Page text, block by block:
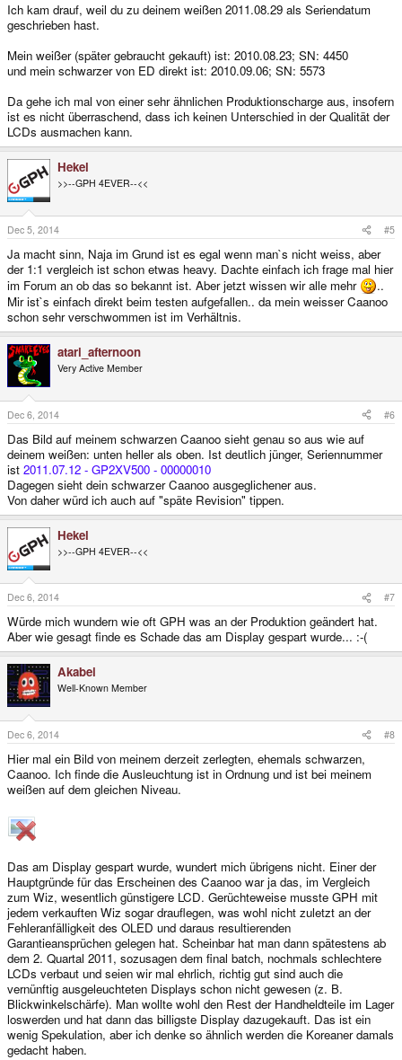
Ich kam drauf, weil du zu deinem weißen 2011.08.29 als Seriendatum
geschrieben hast.
Mein weißer (später gebraucht gekauft) ist: 2010.08.23; SN: 4450
und mein schwarzer von ED direkt ist: 2010.09.06; SN: 5573
Da gehe ich mal von einer sehr ähnlichen Produktionscharge aus, insofern
ist es nicht überraschend, dass ich keinen Unterschied in der Qualität der
LCDs ausmachen kann.
Hekel
>>--GPH 4EVER--<<
Dec 5, 2014 #5
Ja macht sinn, Naja im Grund ist es egal wenn man`s nicht weiss, aber
der 1:1 vergleich ist schon etwas heavy. Dachte einfach ich frage mal hier
im Forum an ob das so bekannt ist. Aber jetzt wissen wir alle mehr
..
Mir ist`s einfach direkt beim testen aufgefallen.. da mein weisser Caanoo
schon sehr verschwommen ist im Verhältnis.
atari_afternoon
Very Active Member
Dec 6, 2014 #6
Das Bild auf meinem schwarzen Caanoo sieht genau so aus wie auf
deinem weißen: unten heller als oben. Ist deutlich jünger, Seriennummer
ist 2011.07.12 - GP2XV500 - 00000010
Dagegen sieht dein schwarzer Caanoo ausgeglichener aus.
Von daher würd ich auch auf "späte Revision" tippen.
Hekel
>>--GPH 4EVER--<<
Dec 6, 2014 #7
Würde mich wundern wie oft GPH was an der Produktion geändert hat.
Aber wie gesagt finde es Schade das am Display gespart wurde... :-(
Akabei
Well-Known Member
Dec 6, 2014 #8
Hier mal ein Bild von meinem derzeit zerlegten, ehemals schwarzen,
Caanoo. Ich finde die Ausleuchtung ist in Ordnung und ist bei meinem
weißen auf dem gleichen Niveau.
Das am Display gespart wurde, wundert mich übrigens nicht. Einer der
Hauptgründe für das Erscheinen des Caanoo war ja das, im Vergleich
zum Wiz, wesentlich günstigere LCD. Gerüchteweise musste GPH mit
jedem verkauften Wiz sogar drauflegen, was wohl nicht zuletzt an der
Fehleranfälligkeit des OLED und daraus resultierenden
Garantieansprüchen gelegen hat. Scheinbar hat man dann spätestens ab
dem 2. Quartal 2011, sozusagen dem final batch, nochmals schlechtere
LCDs verbaut und seien wir mal ehrlich, richtig gut sind auch die
vernünftig ausgeleuchteten Displays schon nicht gewesen (z. B.
Blickwinkelschärfe). Man wollte wohl den Rest der Handheldteile im Lager
loswerden und hat dann das billigste Display dazugekauft. Das ist ein
wenig Spekulation, aber ich denke so ähnlich werden die Koreaner damals
gedacht haben.